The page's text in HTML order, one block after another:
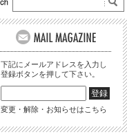
下記にメールアドレスを入力し
登録ボタンを押して下さい。
変更・解除・お知らせはこちら